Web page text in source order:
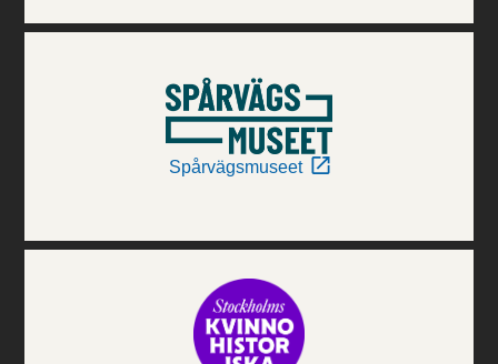
Spårvägsmuseet